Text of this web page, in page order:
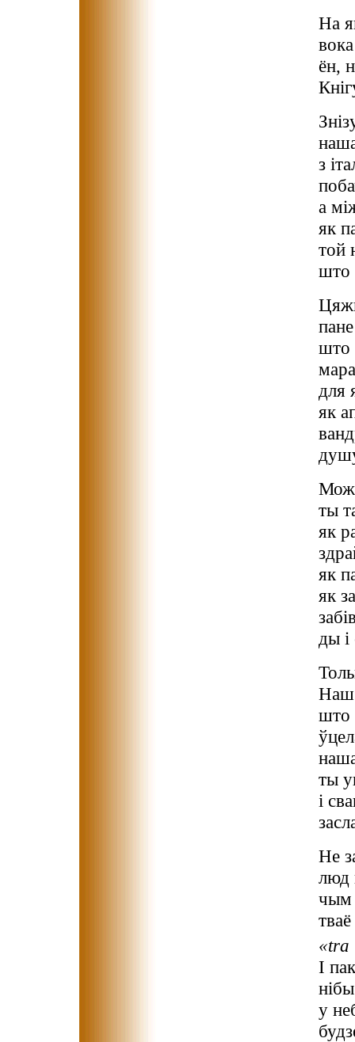
На
ён,
з
а
як
той
што
што
для
як
ты
як
як
як
ды і
Наш
што
ты
і
Не
люд
чым
«tra
І
у